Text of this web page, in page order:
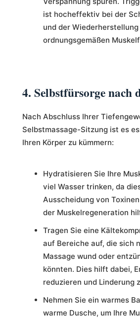
ist hocheffektiv bei der
und der
ordnungsgemäßen
4. Selbstfürsorge nach
Nach Abschluss Ihrer
Selbstmassage-Sitzung ist es
Ihren Körper zu kümmern:
Hydratisieren Sie Ihre
viel Wasser trinken, da
Ausscheidung von
der Muskelregeneration
Tragen Sie eine
auf Bereiche auf, die sich
Massage wund oder
könnten. Dies hilft dabei,
reduzieren und Linderung
Nehmen Sie ein warmes
warme Dusche, um Ihre